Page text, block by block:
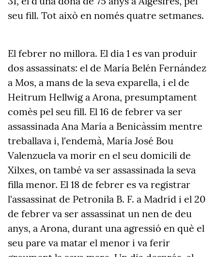
seu fill. Tot això en només quatre setmanes.
El febrer no millora. El dia 1 es van produir
dos assassinats: el de María Belén Fernández
a Mos, a mans de la seva exparella, i el de
Heitrum Hellwig a Arona, presumptament
comès pel seu fill. El 16 de febrer va ser
assassinada Ana María a Benicàssim mentre
treballava i, l'endemà, María José Bou
Valenzuela va morir en el seu domicili de
Xilxes, on també va ser assassinada la seva
filla menor. El 18 de febrer es va registrar
l'assassinat de Petronila B. F. a Madrid i el 20
de febrer va ser assassinat un nen de deu
anys, a Arona, durant una agressió en què el
seu pare va matar el menor i va ferir